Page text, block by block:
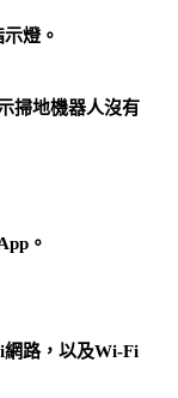
燈。
掃地機器人沒有
。
網路，以及Wi-Fi